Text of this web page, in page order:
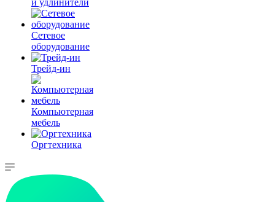
и удлинители
Сетевое
оборудование
Трейд-ин
Компьютерная
мебель
Оргтехника